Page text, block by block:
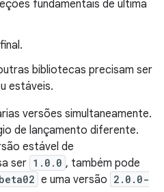
fundamentais de última
bibliotecas precisam ser
estáveis.
versões simultaneamente.
de lançamento diferente.
estável de
ser 1.0.0 , também pode
e uma versão 2.0.0-